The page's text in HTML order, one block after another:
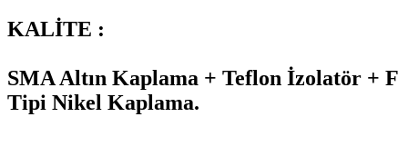
KALİTE :
SMA Altın Kaplama + Teflon İzolatör + F
Tipi Nikel Kaplama.